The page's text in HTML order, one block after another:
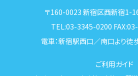
〒160-0023 新宿区西新宿1-
TEL:03-3345-0200
電車：新宿駅西口／南口より徒
ご利用ガイド